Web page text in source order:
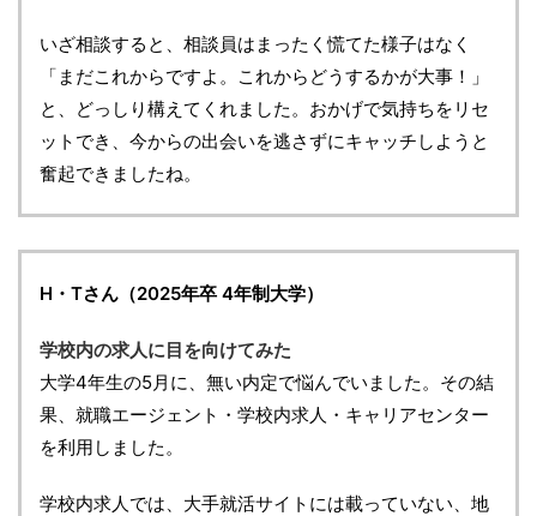
いざ相談すると、相談員はまったく慌てた様子はなく
「まだこれからですよ。これからどうするかが大事！」
と、どっしり構えてくれました。おかげで気持ちをリセ
ットでき、今からの出会いを逃さずにキャッチしようと
奮起できましたね。
H・Tさん（2025年卒 4年制大学）
学校内の求人に目を向けてみた
大学4年生の5月に、無い内定で悩んでいました。その結
果、就職エージェント・学校内求人・キャリアセンター
を利用しました。
学校内求人では、大手就活サイトには載っていない、地